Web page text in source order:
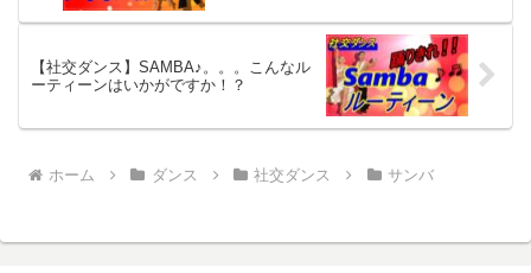
【社交ダンス】SAMBA♪。。。こんなル
ーティーンはいかがですか！？
ホーム ダンス 社交ダンス サンバ